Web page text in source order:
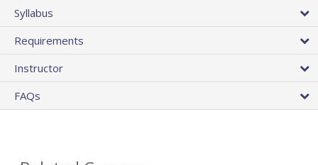
Syllabus
Requirements
Instructor
FAQs